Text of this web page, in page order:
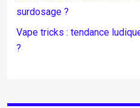
surdosage ?
Vape tricks : tendance
?